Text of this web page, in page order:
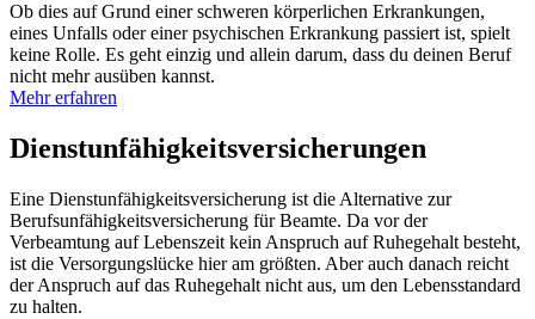
Ob dies auf Grund einer schweren körperlichen Erkrankungen,
eines Unfalls oder einer psychischen Erkrankung passiert ist, spielt
keine Rolle. Es geht einzig und allein darum, dass du deinen Beruf
nicht mehr ausüben kannst.
Mehr erfahren
Dienstunfähigkeitsversicherungen
Eine Dienstunfähigkeitsversicherung ist die Alternative zur
Berufsunfähigkeitsversicherung für Beamte. Da vor der
Verbeamtung auf Lebenszeit kein Anspruch auf Ruhegehalt besteht,
ist die Versorgungslücke hier am größten. Aber auch danach reicht
der Anspruch auf das Ruhegehalt nicht aus, um den Lebensstandard
zu halten.